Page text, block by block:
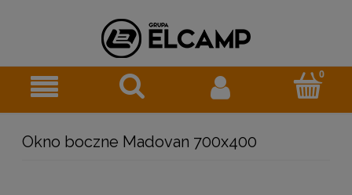
Okno boczne Madovan 700x400